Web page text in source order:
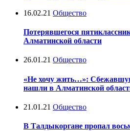
16.02.21 Общество
Потерявшегося
Алматинской области
26.01.21 Общество
«Не хочу жить…»:
нашли в Алматинской
21.01.21 Общество
В Талдыкоргане пропал